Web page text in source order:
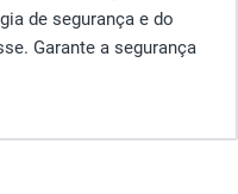
de segurança e do
Garante a segurança